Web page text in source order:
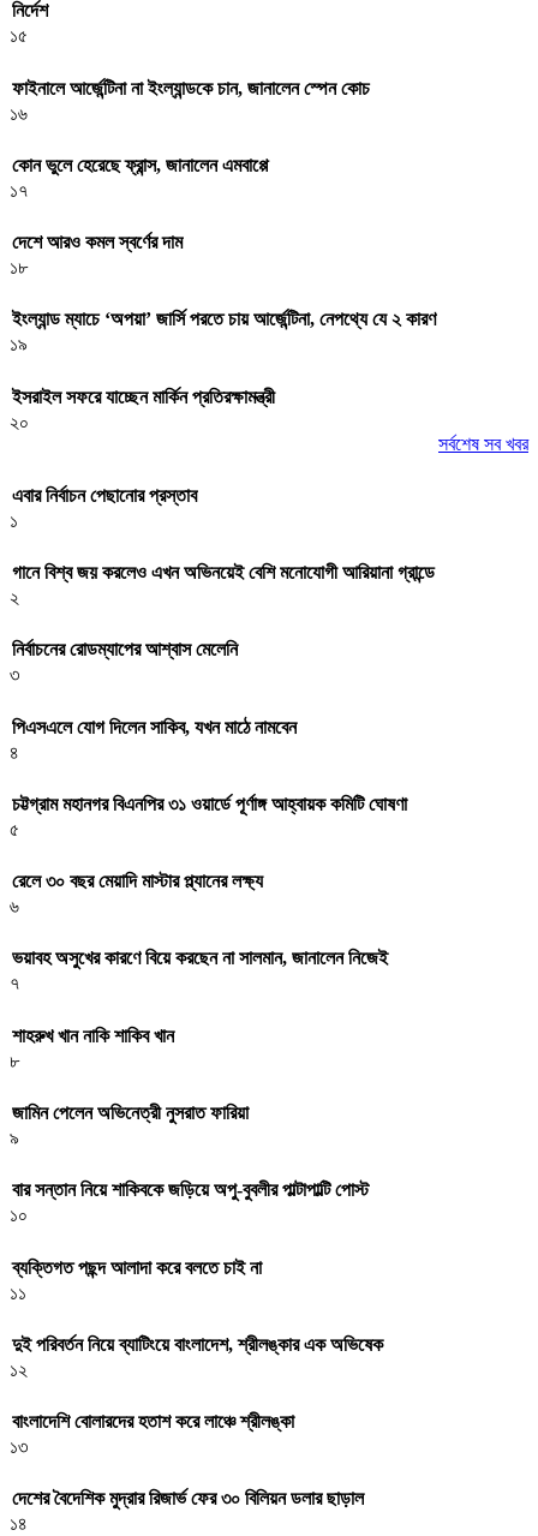
নির্দেশ
১৫
ফাইনালে আর্জেন্টিনা না ইংল্যান্ডকে চান, জানালেন স্পেন কোচ
১৬
কোন ভুলে হেরেছে ফ্রান্স, জানালেন এমবাপ্পে
১৭
দেশে আরও কমল স্বর্ণের দাম
১৮
ইংল্যান্ড ম্যাচে ‘অপয়া’ জার্সি পরতে চায় আর্জেন্টিনা, নেপথ্যে যে ২ কারণ
১৯
ইসরাইল সফরে যাচ্ছেন মার্কিন প্রতিরক্ষামন্ত্রী
২০
সর্বশেষ সব খবর
এবার নির্বাচন পেছানোর প্রস্তাব
১
গানে বিশ্ব জয় করলেও এখন অভিনয়েই বেশি মনোযোগী আরিয়ানা গ্রান্ডে
২
নির্বাচনের রোডম্যাপের আশ্বাস মেলেনি
৩
পিএসএলে যোগ দিলেন সাকিব, যখন মাঠে নামবেন
৪
চট্টগ্রাম মহানগর বিএনপির ৩১ ওয়ার্ডে পূর্ণাঙ্গ আহ্বায়ক কমিটি ঘোষণা
৫
রেলে ৩০ বছর মেয়াদি মাস্টার প্ল্যানের লক্ষ্য
৬
ভয়াবহ অসুখের কারণে বিয়ে করছেন না সালমান, জানালেন নিজেই
৭
শাহরুখ খান নাকি শাকিব খান
৮
জামিন পেলেন অভিনেত্রী নুসরাত ফারিয়া
৯
বার সন্তান নিয়ে শাকিবকে জড়িয়ে অপু-বুবলীর পাল্টাপাল্টি পোস্ট
১০
ব্যক্তিগত পছন্দ আলাদা করে বলতে চাই না
১১
দুই পরিবর্তন নিয়ে ব্যাটিংয়ে বাংলাদেশ, শ্রীলঙ্কার এক অভিষেক
১২
বাংলাদেশি বোলারদের হতাশ করে লাঞ্চে শ্রীলঙ্কা
১৩
দেশের বৈদেশিক মুদ্রার রিজার্ভ ফের ৩০ বিলিয়ন ডলার ছাড়াল
১৪